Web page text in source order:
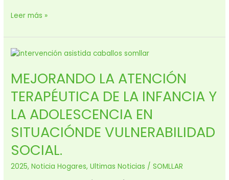
Leer más »
MEJORANDO LA ATENCIÓN
TERAPÉUTICA DE LA INFANCIA Y
LA ADOLESCENCIA EN
SITUACIÓNDE VULNERABILIDAD
SOCIAL.​
2025,Noticia Hogares,Ultimas Noticias /SOMLLAR
MEJORANDO
ATENCIÓN
TERAPÉUTICA
DE
INFANCIA
Y
LA
ADOLESCENCIA
SITUACIÓNDE